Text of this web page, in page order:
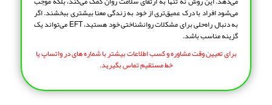
می‌شود افراد با درک عمیق‌تری از خود به زندگی معنا بیشتری ببخشند. اگر
به دنبال راه‌حلی برای مشکلات روانشناختی خود هستید، EFT می‌تواند یک
گزینه مناسب باشد.
برای تعیین وقت مشاوره و کسب اطلاعات بیشتر با شماره های در واتساپ یا
خط مستقیم تماس بگیرید.